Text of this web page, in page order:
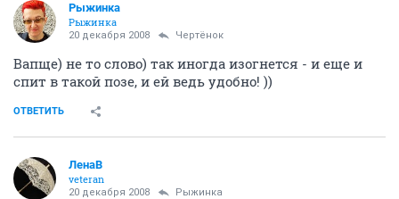
Рыжинка
Рыжинка
20 декабря 2008 Чeртёнок
Вапще) не то слово) так иногда изогнется - и еще и
спит в такой позе, и ей ведь удобно! ))
ОТВЕТИТЬ
ЛенаВ
veteran
20 декабря 2008 Рыжинка